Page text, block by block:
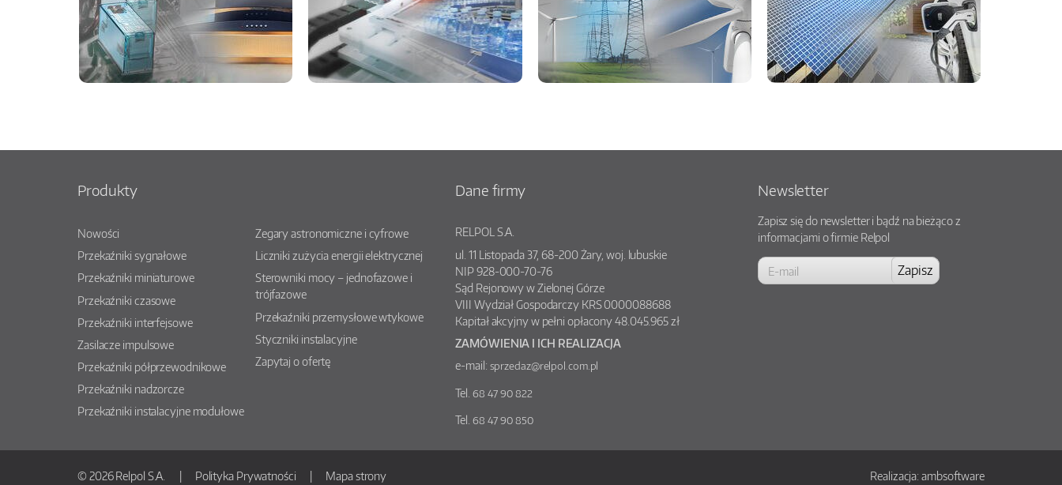
Produkty
Nowości
Przekaźniki sygnałowe
Przekaźniki miniaturowe
Przekaźniki czasowe
Przekaźniki interfejsowe
Zasilacze impulsowe
Przekaźniki półprzewodnikowe
Przekaźniki nadzorcze
Przekaźniki instalacyjne modułowe
Zegary astronomiczne i cyfrowe
Liczniki zużycia energii elektrycznej
Sterowniki mocy – jednofazowe i
trójfazowe
Przekaźniki przemysłowe wtykowe
Styczniki instalacyjne
Zapytaj o ofertę
Dane firmy
RELPOL S.A.
ul. 11 Listopada 37,68-200Żary, woj. lubuskie
NIP 928-000-70-76
Sąd Rejonowy w Zielonej Górze
VIII Wydział Gospodarczy KRS 0000088688
Kapitał akcyjny w pełni opłacony 48.045.965 zł
ZAMÓWIENIA I ICH REALIZACJA
e-mail: sprzedaz@relpol.com.pl
Tel. 68 47 90 822
Tel. 68 47 90 850
Newsletter
Zapisz się do newsletter i bądź na bieżąco z
informacjami o firmie Relpol
© 2026 Relpol S.A. Polityka Prywatności Mapa strony Realizacja:ambsoftware